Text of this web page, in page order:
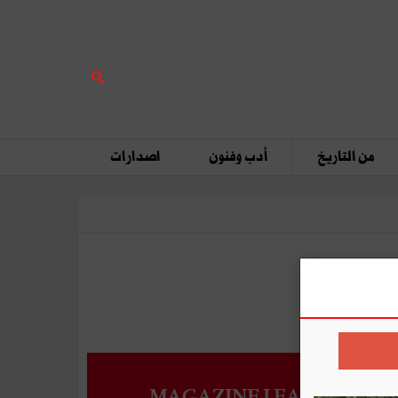
من التاريخ أدب وفنون اصدارات